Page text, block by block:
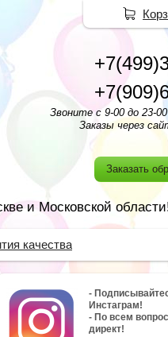
Звоните с 9-00 до 23-
Заказы через
Заказать
и Московской
качества
-
Инстаграм!
- По всем
директ!